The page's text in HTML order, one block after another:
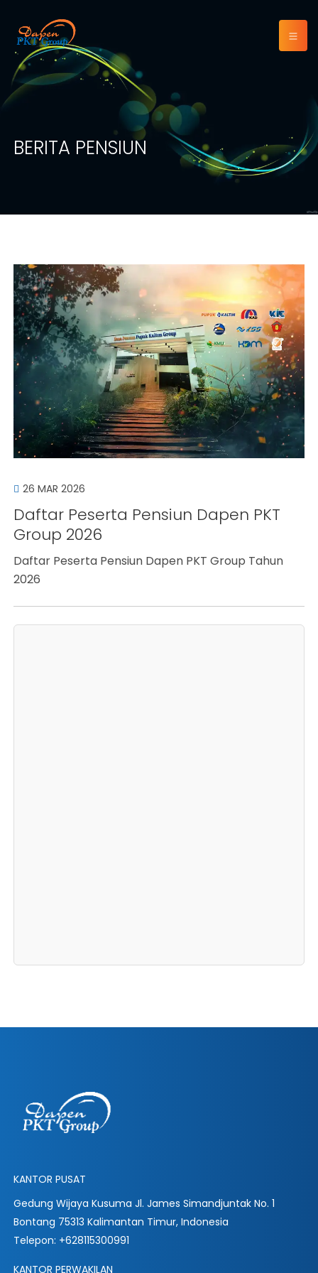
BERITA PENSIUN
26 MAR 2026
Daftar Peserta Pensiun Dapen PKT
Group 2026
Daftar Peserta Pensiun Dapen PKT Group Tahun
2026
KANTOR PUSAT
Gedung Wijaya Kusuma Jl. James Simandjuntak No. 1
Bontang 75313 Kalimantan Timur, Indonesia
Telepon: +628115300991
KANTOR PERWAKILAN